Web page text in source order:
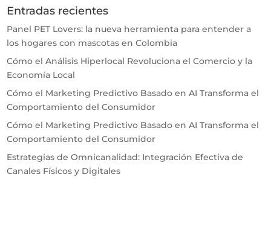
Entradas recientes
Panel PET Lovers: la nueva herramienta para entender a
los hogares con mascotas en Colombia
Cómo el Análisis Hiperlocal Revoluciona el Comercio y la
Economía Local
Cómo el Marketing Predictivo Basado en AI Transforma el
Comportamiento del Consumidor
Cómo el Marketing Predictivo Basado en AI Transforma el
Comportamiento del Consumidor
Estrategias de Omnicanalidad: Integración Efectiva de
Canales Físicos y Digitales